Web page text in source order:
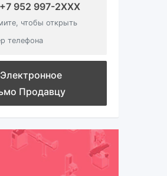
+7 952 997-2XXX
чтобы открыть
телефона
Электронное
Продавцу